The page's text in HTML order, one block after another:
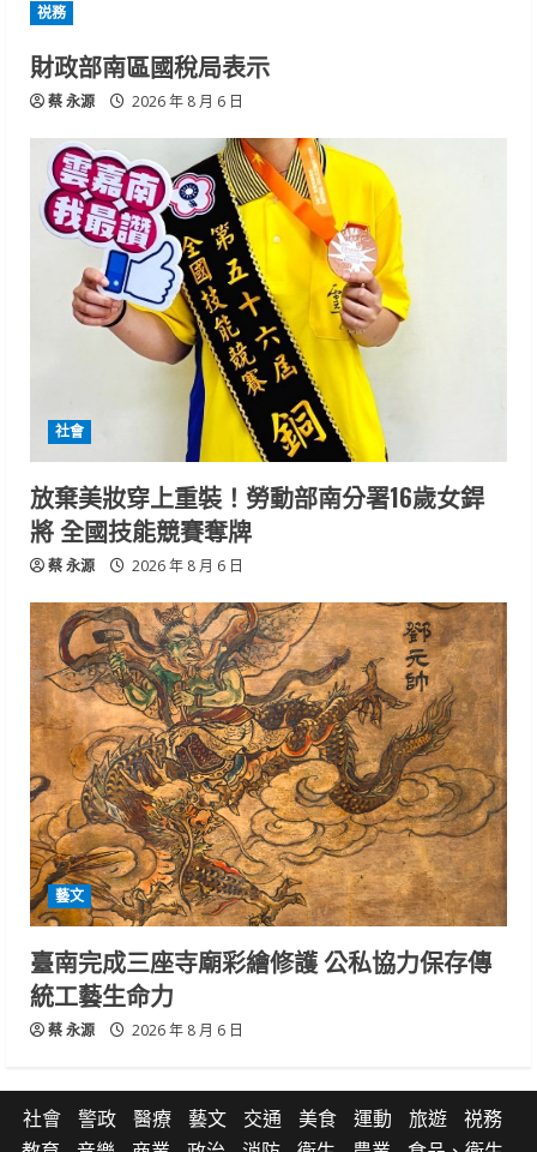
祱務
財政部南區國稅局表示
蔡 永源 2026 年 8 月 6 日
社會
放棄美妝穿上重裝！勞動部南分署16歲女銲
將 全國技能競賽奪牌
蔡 永源 2026 年 8 月 6 日
藝文
臺南完成三座寺廟彩繪修護 公私協力保存傳
統工藝生命力
蔡 永源 2026 年 8 月 6 日
社會 警政 醫療 藝文 交通 美食 運動 旅遊
祱務